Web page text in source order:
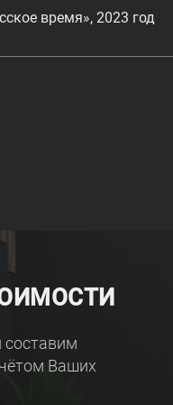
время», 2023 год
Ваших